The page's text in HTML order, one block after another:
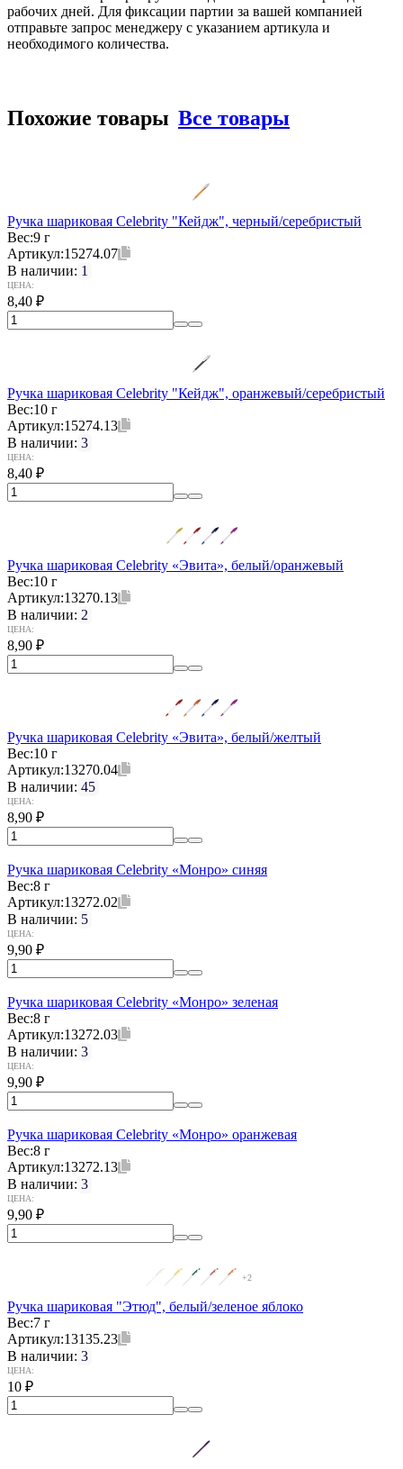
рабочих дней. Для фиксации партии за вашей компанией
отправьте запрос менеджеру с указанием артикула и
необходимого количества.
Похожие товары Все товары
Ручка шариковая Celebrity "Кейдж", черный/серебристый
Вес:9 г
Артикул:15274.07
В наличии: 1
ЦЕНА:
8,40 ₽
Ручка шариковая Celebrity "Кейдж", оранжевый/серебристый
Вес:10 г
Артикул:15274.13
В наличии: 3
ЦЕНА:
8,40 ₽
Ручка шариковая Celebrity «Эвита», белый/оранжевый
Вес:10 г
Артикул:13270.13
В наличии: 2
ЦЕНА:
8,90 ₽
Ручка шариковая Celebrity «Эвита», белый/желтый
Вес:10 г
Артикул:13270.04
В наличии: 45
ЦЕНА:
8,90 ₽
Ручка шариковая Celebrity «Монро» синяя
Вес:8 г
Артикул:13272.02
В наличии: 5
ЦЕНА:
9,90 ₽
Ручка шариковая Celebrity «Монро» зеленая
Вес:8 г
Артикул:13272.03
В наличии: 3
ЦЕНА:
9,90 ₽
Ручка шариковая Celebrity «Монро» оранжевая
Вес:8 г
Артикул:13272.13
В наличии: 3
ЦЕНА:
9,90 ₽
+2
Ручка шариковая "Этюд", белый/зеленое яблоко
Вес:7 г
Артикул:13135.23
В наличии: 3
ЦЕНА:
10 ₽